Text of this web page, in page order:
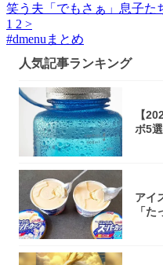
笑う夫「でもさぁ」息子た
1 2 >
#dmenuまとめ
人気記事ランキング
【
ボ5
アイ
「